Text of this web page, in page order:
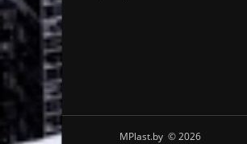
MPlast.by © 2026